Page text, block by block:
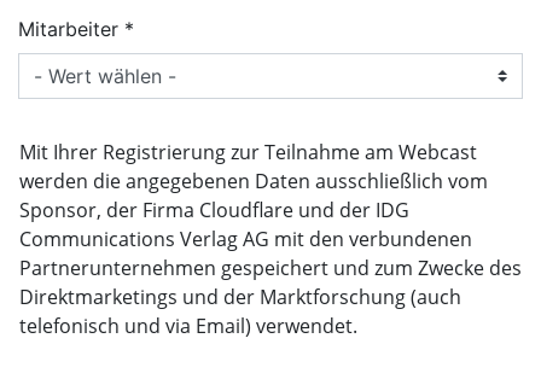
Mitarbeiter
Mit Ihrer Registrierung zur Teilnahme am Webcast
werden die angegebenen Daten ausschließlich vom
Sponsor, der Firma Cloudflare und der IDG
Communications Verlag AG mit den verbundenen
Partnerunternehmen gespeichert und zum Zwecke des
Direktmarketings und der Marktforschung (auch
telefonisch und via Email) verwendet.